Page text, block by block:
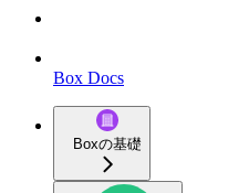
Box Docs
Boxの基礎